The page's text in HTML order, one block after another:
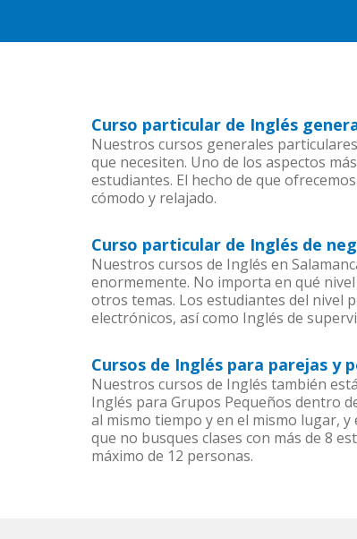
Curso particular de Inglés
Nuestros cursos generales
que necesiten. Uno de los aspectos
estudiantes. El hecho de que
cómodo y relajado.
Curso particular de Inglés de
Nuestros cursos de Inglés en
enormemente. No importa en qué
otros temas. Los estudiantes del nivel
electrónicos, así como Inglés de
Cursos de Inglés para parejas y
Nuestros cursos de Inglés también
Inglés para Grupos Pequeños dentro
al mismo tiempo y en el mismo lugar,
que no busques clases con más de 8
máximo de 12 personas.